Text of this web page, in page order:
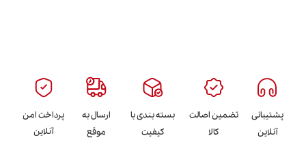
پشتیبانی
آنلاین
تضمین اصالت
کالا
بسته بندی با
کیفیت
ارسال به
موقع
پرداخت امن
آنلاین